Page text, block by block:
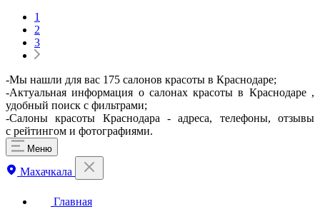
1
2
3
-Мы нашли для вас 175 салонов красоты в Краснодаре;
-Актуальная информация о салонах красоты в Краснодаре ,
удобный поиск с фильтрами;
-Салоны красоты Краснодара - адреса, телефоны, отзывы
с рейтингом и фотографиями.
Меню
Махачкала
Главная